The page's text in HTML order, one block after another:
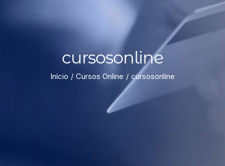
cursosonline
Início Cursos Online cursosonline